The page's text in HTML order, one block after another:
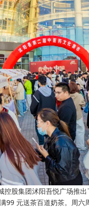
控股集团沭阳吾悦广场推
99 元送茶百道奶茶。周